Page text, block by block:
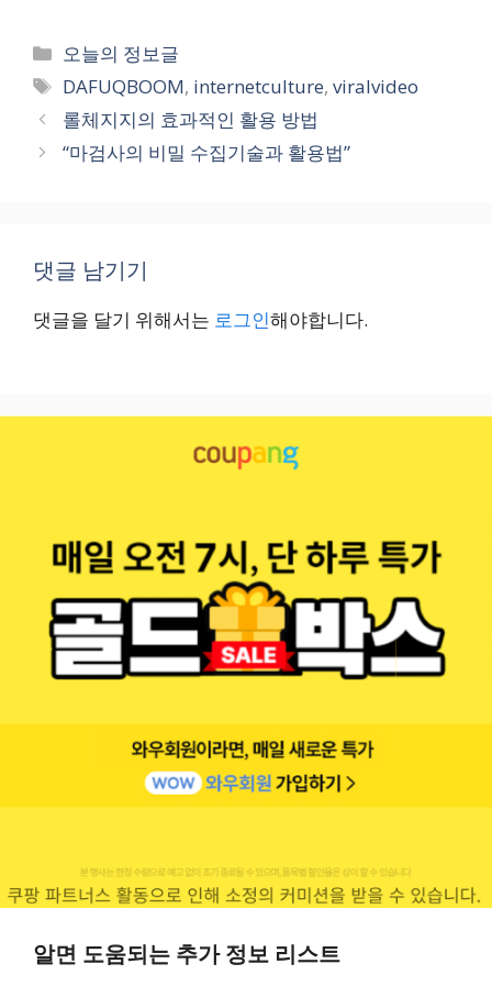
카
테
리
오늘의 정보글
태
그
DAFUQBOOM, internetculture,viralvideo
롤체지지의 효과적인 활용 방법
“마검사의 비밀 수집기술과 활용법”
댓글 남기기
댓글을 달기 위해서는 로그인해야합니다.
알면 도움되는 추가 정보 리스트